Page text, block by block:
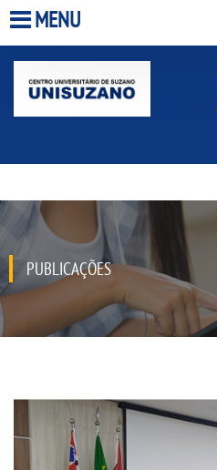
QUEM SOMOS
ESTÃ¡GIOS
INFRAESTRUTURA
CPA
MENU
PUBLICAÇÕES